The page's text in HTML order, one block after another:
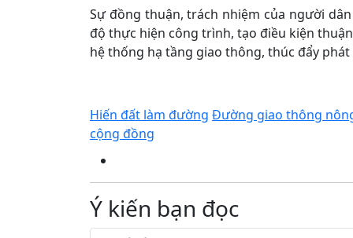
Sự đồng thuận, trách nhiệm của người
độ thực hiện công trình, tạo điều kiện
hệ thống hạ tầng giao thông, thúc đẩy
Hiến đất làm đường Đường giao thông
cộng đồng
Ý kiến bạn đọc